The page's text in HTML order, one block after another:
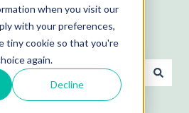
when you visit our
with your preferences,
tiny cookie so that you're
again.
Decline
dig?
sökfältet är tomt.